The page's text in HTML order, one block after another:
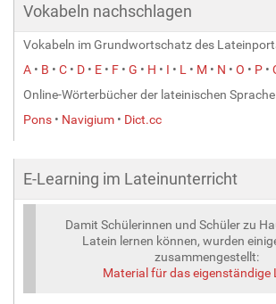
Vokabeln nachschlagen
Vokabeln im Grundwortschatz des
A • B • C • D • E • F • G • H • I • L • M • N • O • P •
Online-Wörterbücher der lateinischen
Pons • Navigium • Dict.cc
E-Learning im Lateinunterricht
Damit Schülerinnen und Schüler zu
Latein lernen können, wurden
zusammengestellt:
Material für das eigenständige